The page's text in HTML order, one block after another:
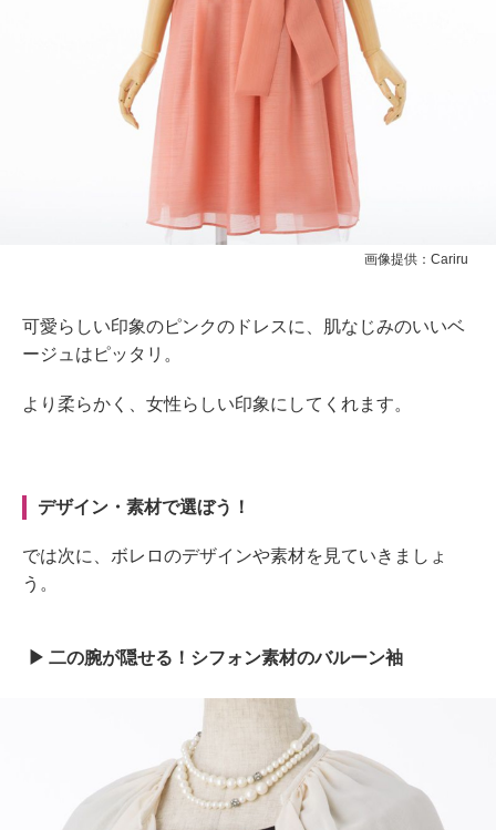
画像提供：Cariru
可愛らしい印象のピンクのドレスに、肌なじみのいいベ
ージュはピッタリ。
より柔らかく、女性らしい印象にしてくれます。
デザイン・素材で選ぼう！
では次に、ボレロのデザインや素材を見ていきましょ
う。
二の腕が隠せる！シフォン素材のバルーン袖